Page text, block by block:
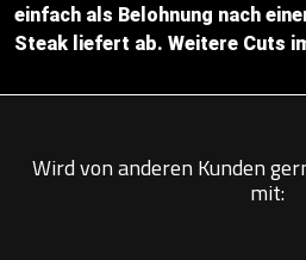
einfach als Belohnung nach
Steak liefert ab. Weitere Cuts
Wird von anderen Kunden
mit: